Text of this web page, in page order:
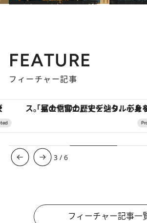
2025.6.2
浅野忠信の母・画家 浅野順子さん×音楽家 近田春夫さん 代官山 蔦屋書店でトークイベント開催決定！ 【7月4日（金）19:00～20:30】
カルチャー 脳科学者・中野信子さん「そもそも悩むのはなぜでしょう？」 代
カルチ
FEATURE
フィーチャー記事
「星のや富士」でデジタルデトックス。冨士
3 /6
フィーチャー記事一